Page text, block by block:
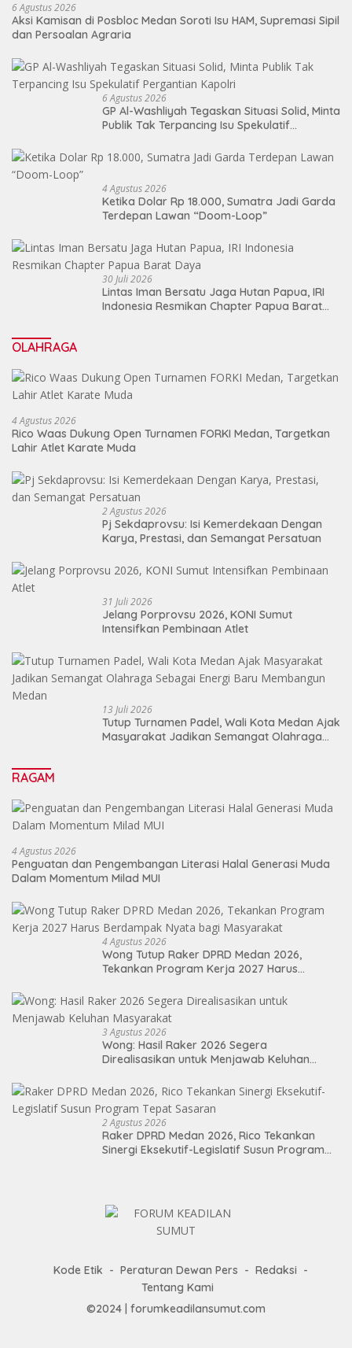
6 Agustus 2026
Aksi Kamisan di Posbloc Medan Soroti Isu HAM, Supremasi Sipil
dan Persoalan Agraria
6 Agustus 2026
GP Al-Washliyah Tegaskan Situasi Solid, Minta
Publik Tak Terpancing Isu Spekulatif
4 Agustus 2026
Ketika Dolar Rp 18.000, Sumatra Jadi Garda
Terdepan Lawan “Doom-Loop”
30 Juli 2026
Lintas Iman Bersatu Jaga Hutan Papua, IRI
Indonesia Resmikan Chapter Papua Barat
OLAHRAGA
4 Agustus 2026
Rico Waas Dukung Open Turnamen FORKI Medan, Targetkan
Lahir Atlet Karate Muda
2 Agustus 2026
Pj Sekdaprovsu: Isi Kemerdekaan Dengan
Karya, Prestasi, dan Semangat Persatuan
31 Juli 2026
Jelang Porprovsu 2026, KONI Sumut
Intensifkan Pembinaan Atlet
13 Juli 2026
Tutup Turnamen Padel, Wali Kota Medan Ajak
Masyarakat Jadikan Semangat Olahraga
RAGAM
4 Agustus 2026
Penguatan dan Pengembangan Literasi Halal Generasi Muda
Dalam Momentum Milad MUI
4 Agustus 2026
Wong Tutup Raker DPRD Medan 2026,
Tekankan Program Kerja 2027 Harus
3 Agustus 2026
Wong: Hasil Raker 2026 Segera
Direalisasikan untuk Menjawab Keluhan
2 Agustus 2026
Raker DPRD Medan 2026, Rico Tekankan
Sinergi Eksekutif-Legislatif Susun Program
Kode Etik Peraturan Dewan Pers
Redaksi
Tentang Kami
©2024 | forumkeadilansumut.com